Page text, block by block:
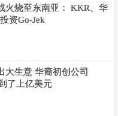
火烧至东南亚： KKR、华
资Go-Jek
大生意 华裔初创公司
了上亿美元